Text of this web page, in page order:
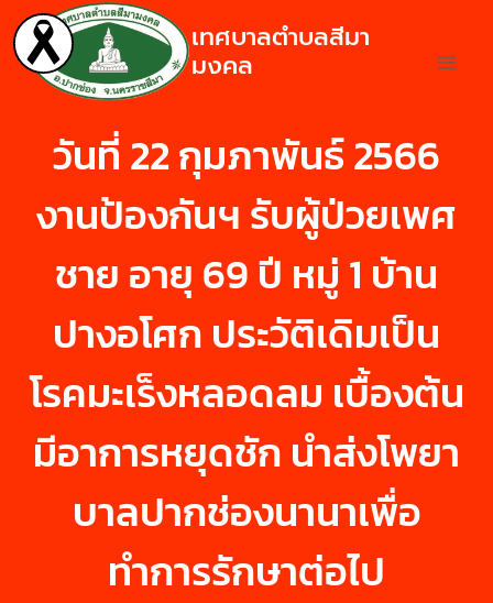
เทศบาลตำบลสีมา
มงคล
วันที่ 22 กุมภาพันธ์ 2566
งานป้องกันฯ รับผู้ป่วยเพศ
ชาย อายุ 69 ปี หมู่ 1 บ้าน
ปางอโศก ประวัติเดิมเป็น
โรคมะเร็งหลอดลม เบื้องต้น
มีอาการหยุดชัก นำส่งโพยา
บาลปากช่องนานาเพื่อ
ทำการรักษาต่อไป